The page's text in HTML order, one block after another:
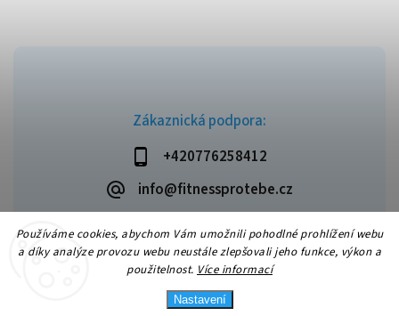
Používáme cookies, abychom Vám umožnili pohodlné prohlížení webu
a díky analýze provozu webu neustále zlepšovali jeho funkce, výkon a
použitelnost. Více informací
Nastavení
Zákaznická podpora:
+420776258412
info@fitnessprotebe.cz
Copyright 2026Fitnessprotebe.cz. Všechna práva vyhrazena.
VytvořilShoptet| Design